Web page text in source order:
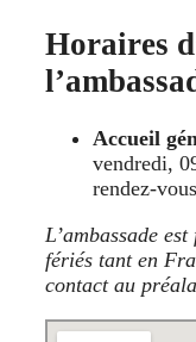
Horaires
Accueil
vendredi,
L’ambassade
fériés tant en
contact au